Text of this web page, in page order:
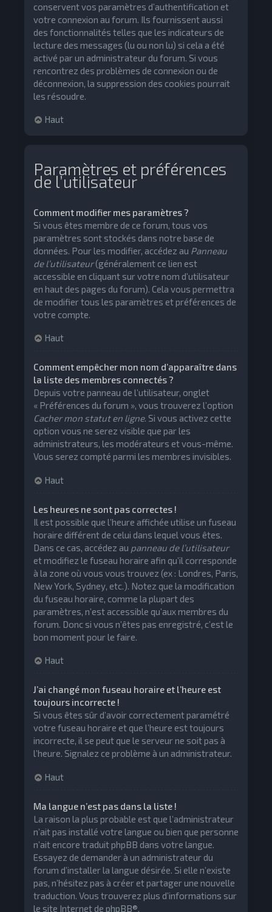
conservent vos paramètres d’authentification et
votre connexion au forum. Ils fournissent aussi
des fonctionnalités telles que les indicateurs de
lecture des messages (lu ou non lu) si cela a été
activé par un administrateur du forum. Si vous
rencontrez des problèmes de connexion ou de
déconnexion, la suppression des cookies pourrait
les résoudre.
Haut
Paramètres et préférences
de l’utilisateur
Comment modifier mes paramètres ?
Si vous êtes membre de ce forum, tous vos
paramètres sont stockés dans notre base de
données. Pour les modifier, accédez au Panneau
de l’utilisateur(généralement ce lien est
accessible en cliquant sur votre nom d’utilisateur
en haut des pages du forum). Cela vous permettra
de modifier tous les paramètres et préférences de
votre compte.
Haut
Comment empêcher mon nom d’apparaître dans
la liste des membres connectés ?
Depuis votre panneau de l’utilisateur, onglet
« Préférences du forum », vous trouverez l’option
Cacher mon statut en ligne. Si vous activez cette
option vous ne serez visible que par les
administrateurs, les modérateurs et vous-même.
Vous serez compté parmi les membres invisibles.
Haut
Les heures ne sont pas correctes !
Il est possible que l’heure affichée utilise un fuseau
horaire différent de celui dans lequel vous êtes.
Dans ce cas, accédez au panneau de l’utilisateur
et modifiez le fuseau horaire afin qu’il corresponde
à la zone où vous vous trouvez (ex : Londres, Paris,
New York, Sydney, etc.). Notez que la modification
du fuseau horaire, comme la plupart des
paramètres, n’est accessible qu’aux membres du
forum. Donc si vous n’êtes pas enregistré, c’est le
bon moment pour le faire.
Haut
J’ai changé mon fuseau horaire et l’heure est
toujours incorrecte !
Si vous êtes sûr d’avoir correctement paramétré
votre fuseau horaire et que l’heure est toujours
incorrecte, il se peut que le serveur ne soit pas à
l’heure. Signalez ce problème à un administrateur.
Haut
Ma langue n’est pas dans la liste !
La raison la plus probable est que l’administrateur
n’ait pas installé votre langue ou bien que personne
n’ait encore traduit phpBB dans votre langue.
Essayez de demander à un administrateur du
forum d’installer la langue désirée. Si elle n’existe
pas, n’hésitez pas à créer et partager une nouvelle
traduction. Vous trouverez plus d’informations sur
le site Internet de phpBB®.